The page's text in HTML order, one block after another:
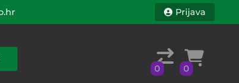
Prijava
0 0